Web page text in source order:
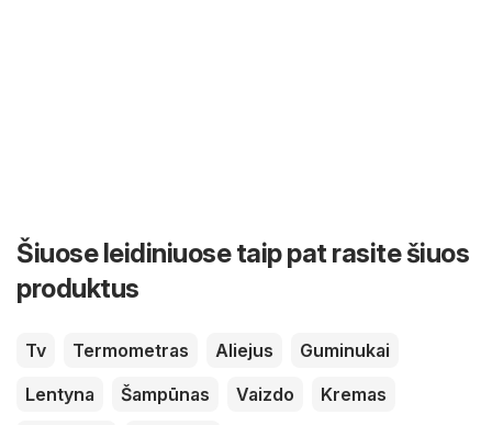
Šiuose leidiniuose taip pat rasite šiuos
produktus
Tv Termometras Aliejus
Guminukai
Lentyna
Šampūnas Vaizdo
Kremas